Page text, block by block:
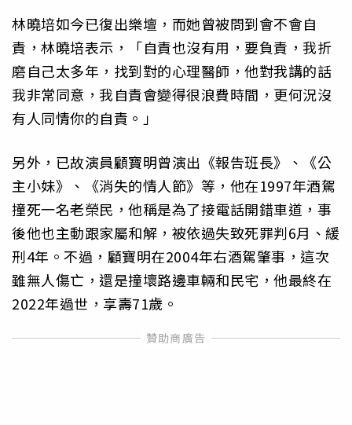
林曉培如今已復出樂壇，而她曾被問到會不會自
責，林曉培表示，「自責也沒有用，要負責，我折
磨自己太多年，找到對的心理醫師，他對我講的話
我非常同意，我自責會變得很浪費時間，更何況沒
有人同情你的自責。」
另外，已故演員顧寶明曾演出《報告班長》、《公
主小妹》、《消失的情人節》等，他在1997年酒駕
撞死一名老榮民，他稱是為了接電話開錯車道，事
後他也主動跟家屬和解，被依過失致死罪判6月、緩
刑4年。不過，顧寶明在2004年右酒駕肇事，這次
雖無人傷亡，還是撞壞路邊車輛和民宅，他最終在
2022年過世，享壽71歲。